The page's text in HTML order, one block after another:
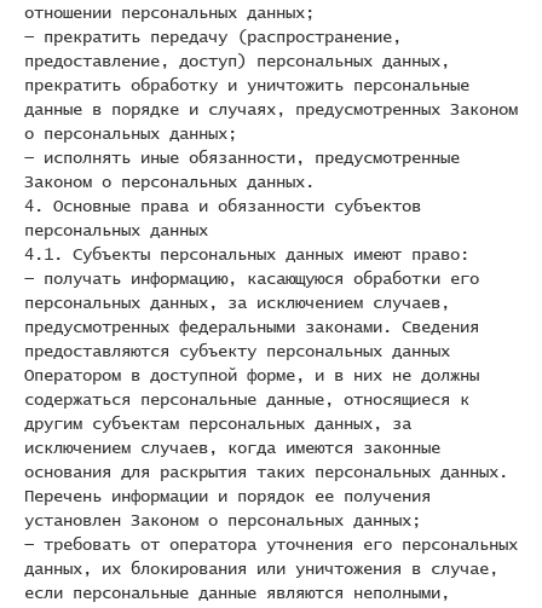
отношении персональных данных;
— прекратить передачу (распространение,
предоставление, доступ) персональных данных,
прекратить обработку и уничтожить персональные
данные в порядке и случаях, предусмотренных Законом
о персональных данных;
— исполнять иные обязанности, предусмотренные
Законом о персональных данных.
4. Основные права и обязанности субъектов
персональных данных
4.1. Субъекты персональных данных имеют право:
— получать информацию, касающуюся обработки его
персональных данных, за исключением случаев,
предусмотренных федеральными законами. Сведения
предоставляются субъекту персональных данных
Оператором в доступной форме, и в них не должны
содержаться персональные данные, относящиеся к
другим субъектам персональных данных, за
исключением случаев, когда имеются законные
основания для раскрытия таких персональных данных.
Перечень информации и порядок ее получения
установлен Законом о персональных данных;
— требовать от оператора уточнения его персональных
данных, их блокирования или уничтожения в случае,
если персональные данные являются неполными,